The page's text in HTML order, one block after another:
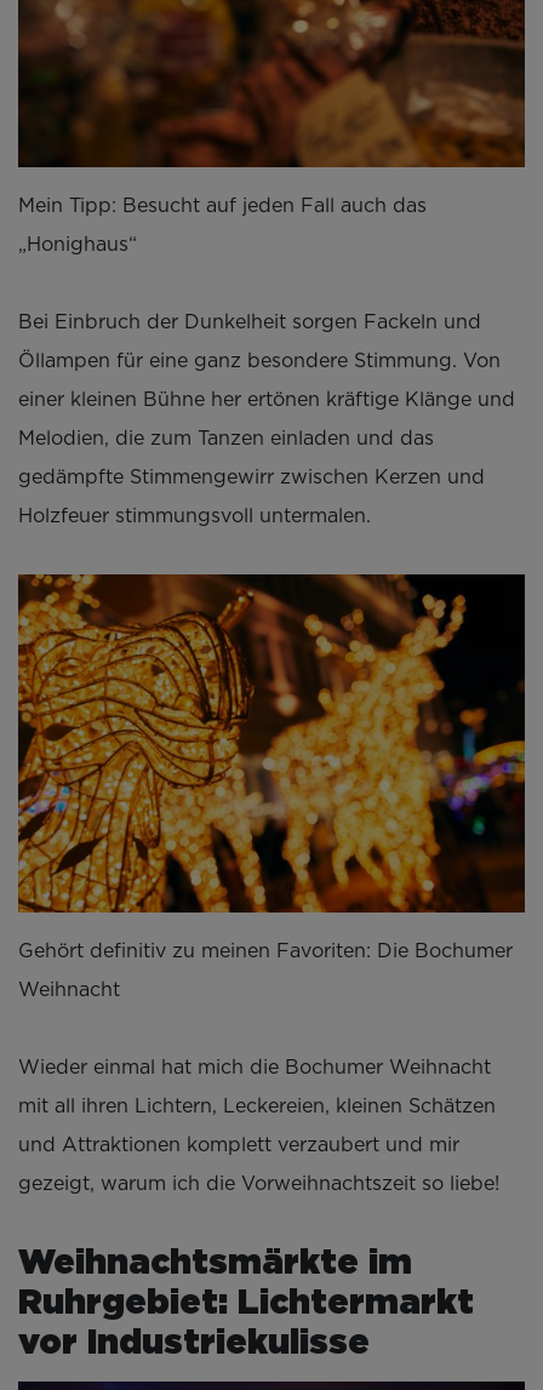
Mein Tipp: Besucht auf jeden Fall auch das
„Honighaus“
Bei Einbruch der Dunkelheit sorgen Fackeln und
Öllampen für eine ganz besondere Stimmung. Von
einer kleinen Bühne her ertönen kräftige Klänge und
Melodien, die zum Tanzen einladen und das
gedämpfte Stimmengewirr zwischen Kerzen und
Holzfeuer stimmungsvoll untermalen.
Gehört definitiv zu meinen Favoriten: Die Bochumer
Weihnacht
Wieder einmal hat mich die Bochumer Weihnacht
mit all ihren Lichtern, Leckereien, kleinen Schätzen
und Attraktionen komplett verzaubert und mir
gezeigt, warum ich die Vorweihnachtszeit so liebe!
Weihnachtsmärkte im
Ruhrgebiet: Lichtermarkt
vor Industriekulisse